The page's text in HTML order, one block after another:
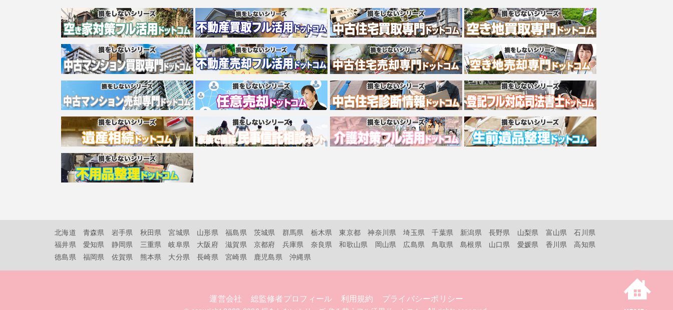
北海道 青森県 岩手県 秋田県 宮城県 山形県 福島県 茨城県 群馬県 栃木県 東京都 神奈川県 埼玉県 千葉県 新潟県 長野県 山梨県 富山県
石川県
福井県
愛知県 静岡県 三重県 岐阜県 大阪府 滋賀県 京都府 兵庫県 奈良県 和歌山県 岡山県 広島県 鳥取県 島根県 山口県 愛媛県 香川県
高知県
徳島県
福岡県 佐賀県 熊本県 大分県 長崎県 宮崎県 鹿児島県 沖縄県
運営会社 総監修者プロフィール 利用規約 プライバシーポリシー